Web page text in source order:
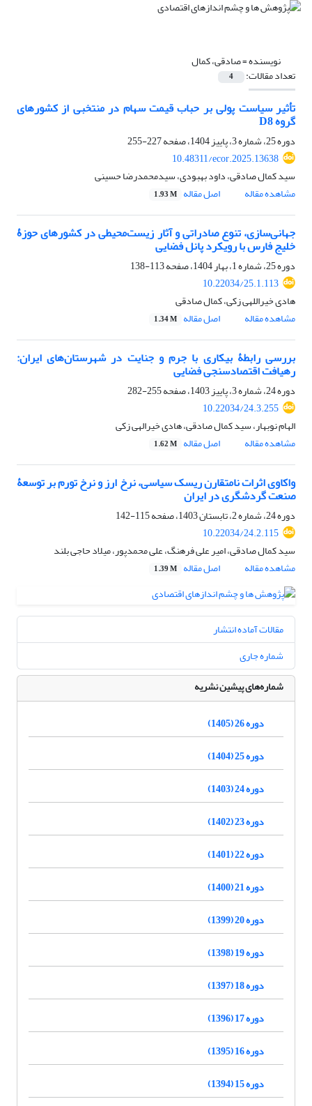
نویسنده =صادقی، کمال
تعداد مقالات: 4
تأثیر سیاست پولی بر حباب قیمت سهام در منتخبی از کشورهای
گروه D8
دوره 25، شماره 3، پاییز 1404، صفحه
227-255
10.48311/ecor.2025.13638
سید کمال صادقی، داود بهبودی، سیدمحمدرضا حسینی
مشاهده مقاله
اصل مقاله 1.93 M
جهانی‌سازی، تنوع صادراتی و آثار زیست‌محیطی در کشورهای حوزۀ
خلیج فارس با رویکرد پانل فضایی
دوره 25، شماره 1، بهار 1404، صفحه
113-138
10.22034/25.1.113
هادی خیراللهی زکی، کمال صادقی
مشاهده مقاله
اصل مقاله 1.34 M
بررسی رابطۀ بیکاری با جرم و جنایت در شهرستان‌های ایران:
رهیافت اقتصادسنجی فضایی
دوره 24، شماره 3، پاییز 1403، صفحه
255-282
10.22034/24.3.255
الهام نوبهار، سید کمال صادقی، هادی خیرالهی زکی
مشاهده مقاله
اصل مقاله 1.62 M
واکاوی اثرات نامتقارن ریسک سیاسی، نرخ ارز و نرخ تورم بر توسعۀ
صنعت گردشگری در ایران
دوره 24، شماره 2، تابستان 1403، صفحه
115-142
10.22034/24.2.115
سید کمال صادقی، امیر علی فرهنگ، علی محمدپور، میلاد حاجی بلند
مشاهده مقاله
اصل مقاله 1.39 M
مقالات آماده انتشار
شماره جاری
شماره‌های پیشین نشریه
دوره 26 (1405)
دوره 25 (1404)
دوره 24 (1403)
دوره 23 (1402)
دوره 22 (1401)
دوره 21 (1400)
دوره 20 (1399)
دوره 19 (1398)
دوره 18 (1397)
دوره 17 (1396)
دوره 16 (1395)
دوره 15 (1394)